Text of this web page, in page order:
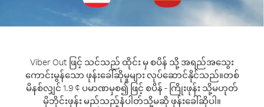
Viber Out ဖြင့် သင်သည် ထိုင်း မှ စပိန် သို့ အရည်အသွေး
ကောင်းမွန်သော ဖုန်းခေါ်ဆိုမှုများ လုပ်ဆောင်နိုင်သည်။တစ်
မိနစ်လျှင် 1.9 ¢ ပမာဏမှစ၍ ဖြင့် စပိန် - ကြိုးဖုန်း သို့မဟုတ်
မိုဘိုင်းဖုန်း မည်သည့်နံပါတ်သို့မဆို ဖုန်းခေါ်ဆိုပါ။